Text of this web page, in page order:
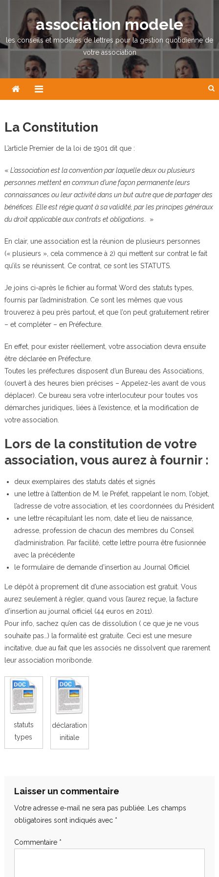
content
association modele
les conseils et modèles de lettres pour la gestion quotidienne de
votre association
La Constitution
L’article Premier de la loi de 1901 dit que :
« L’association est la convention par laquelle deux ou plusieurs
personnes mettent en commun d’une façon permanente leurs
connaissances ou leur activité dans un but autre que de partager des
bénéfices. Elle est régie quant à sa validité, par les principes généraux
du droit applicable aux contrats et obligations . »
En clair, une association est la réunion de plusieurs personnes
(« plusieurs », cela commence à 2) qui mettent sur contrat le fait
qu’ils se réunissent. Ce contrat, ce sont les STATUTS.
Je joins ci-après le fichier au format Word des statuts types,
fournis par l’administration. Ce sont les mêmes que vous
trouverez à peu près partout, et que l’on peut gratuitement retirer
– et compléter – en Préfecture.
En effet, pour exister réellement, votre association devra ensuite
être déclarée en Préfecture.
Toutes les préfectures disposent d’un Bureau des Associations,
(ouvert à des heures bien précises – Appelez-les avant de vous
déplacer). Ce bureau sera votre interlocuteur pour toutes vos
démarches juridiques, liées à l’existence, et la modification de
votre association.
Lors de la constitution de votre
association, vous aurez à fournir :
deux exemplaires des statuts datés et signés
une lettre à l’attention de M. le Préfet, rappelant le nom, l’objet,
l’adresse de votre association, et les coordonnées du Président
une lettre récapitulant les nom, date et lieu de naissance,
adresse, profession de chacun des membres du Conseil
d’administration. Par facilité, cette lettre pourra être fusionnée
avec la précédente
le formulaire de demande d’insertion au Journal Officiel
Le dépôt à proprement dit d’une association est gratuit. Vous
aurez seulement à régler, quand vous l’aurez reçue, la facture
d’insertion au journal officiel (44 euros en 2011).
Pour info, sachez qu’en cas de dissolution ( ce que je ne vous
souhaite pas…) la formalité est gratuite. Ceci est une mesure
incitative, due au fait que les associés ne dissolvent que rarement
leur association moribonde.
statuts
types
déclaration
initiale
Laisser un commentaire
Votre adresse e-mail ne sera pas publiée.
Les champs
obligatoires sont indiqués avec *
Commentaire *